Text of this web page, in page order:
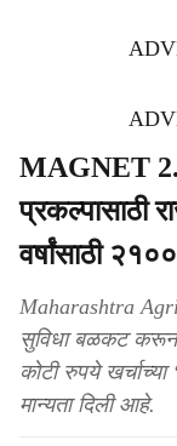
MAGNET
प्रकल्पासाठी
वर्षांसाठी
Maharashtra
सुविधा बळकट करून
कोटी रुपये खर्चाच्या
मान्यता दिली आहे.